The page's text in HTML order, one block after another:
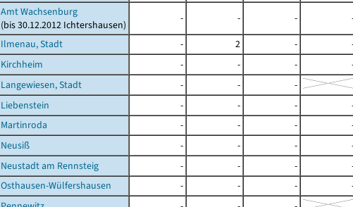
Amt Wachsenburg
(bis 30.12.2012 Ichtershausen)
- - -
Ilmenau, Stadt
- 2 -
Kirchheim
- - -
Langewiesen, Stadt
- -
-
Liebenstein
- - -
Martinroda
- - -
Neusiß
- - -
Neustadt am Rennsteig
- - -
Osthausen-Wülfershausen
- - -